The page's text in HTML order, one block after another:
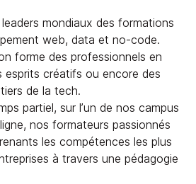
mondiaux des formations
web, data et no-code.
forme des professionnels en
esprits créatifs ou encore des
de la tech.
partiel, sur l’un de nos campus
nos formateurs passionnés
les compétences les plus
à travers une pédagogie